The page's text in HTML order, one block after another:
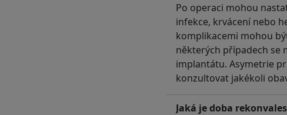
Po operaci mohou
infekce, krvácení nebo
komplikacemi mohou
některých případech se
implantátu. Asymetrie
konzultovat jakékoli
Jaká je doba